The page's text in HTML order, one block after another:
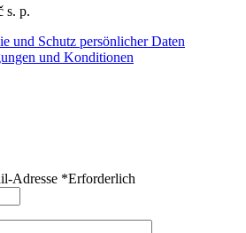
s. p.
und Schutz persönlicher Daten
und Konditionen
Adresse *Erforderlich